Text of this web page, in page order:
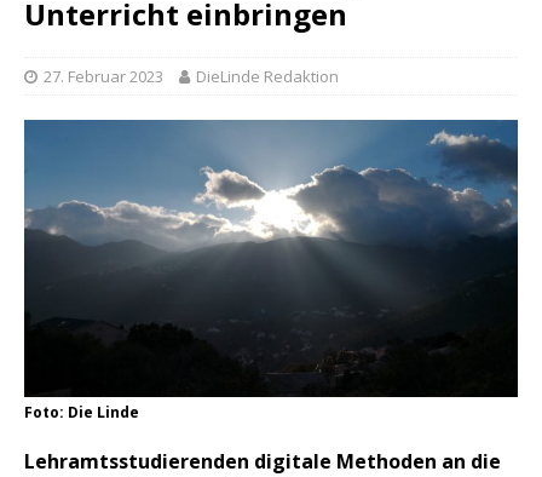
Unterricht einbringen
27. Februar 2023 DieLinde Redaktion
Foto: Die Linde
Lehramtsstudierenden digitale Methoden an die